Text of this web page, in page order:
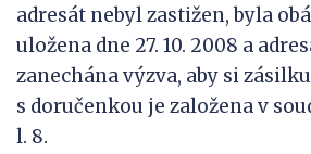
adresát nebyl zastižen, byla
uložena dne 27. 10. 2008 a
zanechána výzva, aby si
s doručenkou je založena v
l. 8.